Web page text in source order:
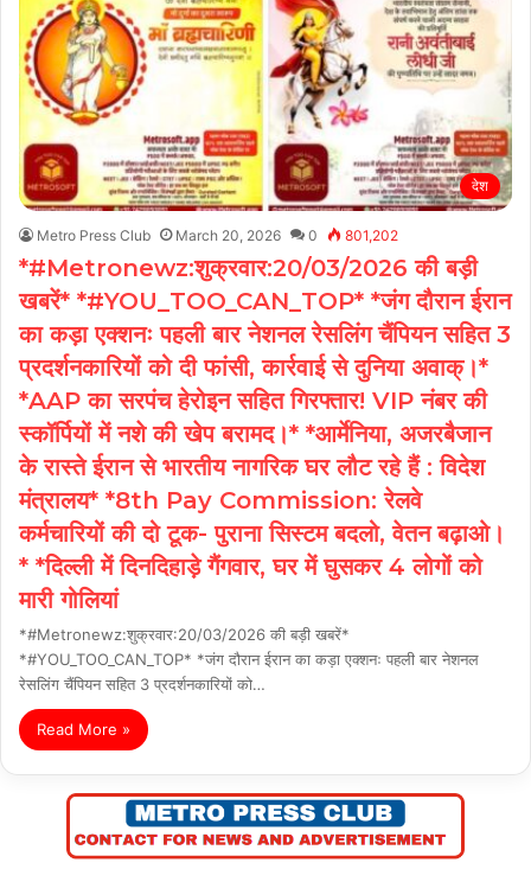
देश
Metro Press Club March 20, 2026 0 801,202
*#Metronewz:शुक्रवार:20/03/2026 की बड़ी
खबरें* *#YOU_TOO_CAN_TOP* *जंग दौरान ईरान
का कड़ा एक्शनः पहली बार नेशनल रेसलिंग चैंपियन सहित 3
प्रदर्शनकारियों को दी फांसी, कार्रवाई से दुनिया अवाक्।*
*AAP का सरपंच हेरोइन सहित गिरफ्तार! VIP नंबर की
स्कॉर्पियों में नशे की खेप बरामद।* *आर्मेनिया, अजरबैजान
के रास्ते ईरान से भारतीय नागरिक घर लौट रहे हैं : विदेश
मंत्रालय* *8th Pay Commission: रेलवे
कर्मचारियों की दो टूक- पुराना सिस्टम बदलो, वेतन बढ़ाओ।
* *दिल्ली में दिनदिहाड़े गैंगवार, घर में घुसकर 4 लोगों को
मारी गोलियां
*#Metronewz:शुक्रवार:20/03/2026 की बड़ी खबरें*
*#YOU_TOO_CAN_TOP* *जंग दौरान ईरान का कड़ा एक्शनः पहली बार नेशनल
रेसलिंग चैंपियन सहित 3 प्रदर्शनकारियों को…
Read More »